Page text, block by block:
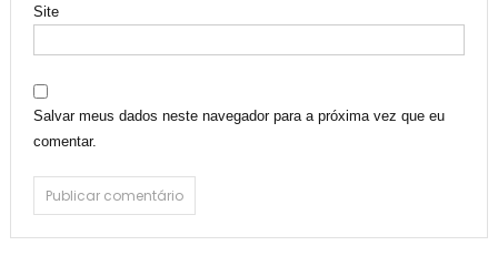
Site
Salvar meus dados neste navegador para a próxima vez que eu
comentar.